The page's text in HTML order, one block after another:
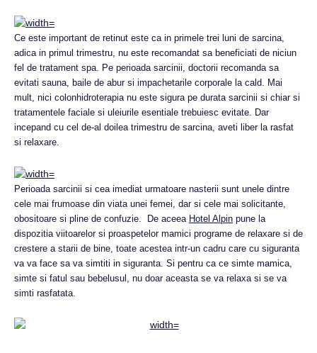
Ce este important de retinut este ca in primele trei luni de sarcina,
adica in primul trimestru, nu este recomandat sa beneficiati de niciun
fel de tratament spa. Pe perioada sarcinii, doctorii recomanda sa
evitati sauna, baile de abur si impachetarile corporale la cald. Mai
mult, nici colonhidroterapia nu este sigura pe durata sarcinii si chiar si
tratamentele faciale si uleiurile esentiale trebuiesc evitate. Dar
incepand cu cel de-al doilea trimestru de sarcina, aveti liber la rasfat
si relaxare.
Perioada sarcinii si cea imediat urmatoare nasterii sunt unele dintre
cele mai frumoase din viata unei femei, dar si cele mai solicitante,
obositoare si pline de confuzie. De aceea Hotel Alpin pune la
dispozitia viitoarelor si proaspetelor mamici programe de relaxare si de
crestere a starii de bine, toate acestea intr-un cadru care cu siguranta
va va face sa va simtiti in siguranta. Si pentru ca ce simte mamica,
simte si fatul sau bebelusul, nu doar aceasta se va relaxa si se va
simti rasfatata.